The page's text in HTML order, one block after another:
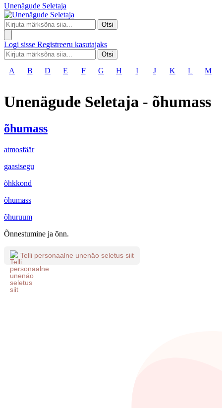
Unenägude Seletaja
Otsi
Logi sisse Registreeru kasutajaks
Otsi
A B D E F G H I J K L M
Unenägude Seletaja - õhumass
õhumass
atmosfäär
gaasisegu
õhkkond
õhumass
õhuruum
Õnnestumine ja õnn.
Telli personaalne unenäo seletus siit